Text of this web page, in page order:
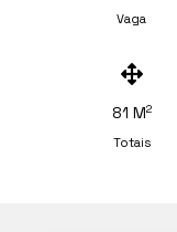
Vaga
81 M2
Totais